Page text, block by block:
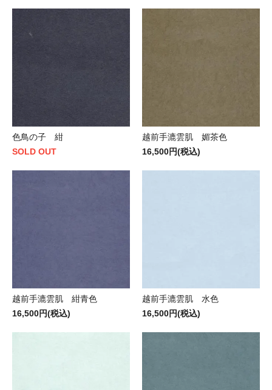
色鳥の子 紺
SOLD OUT
越前手漉雲肌 媚茶色
16,500円(税込)
越前手漉雲肌 紺青色
16,500円(税込)
越前手漉雲肌 水色
16,500円(税込)